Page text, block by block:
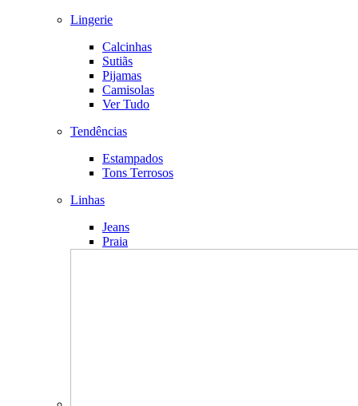
Lingerie
Calcinhas
Sutiãs
Pijamas
Camisolas
Ver Tudo
Tendências
Estampados
Tons Terrosos
Linhas
Jeans
Praia